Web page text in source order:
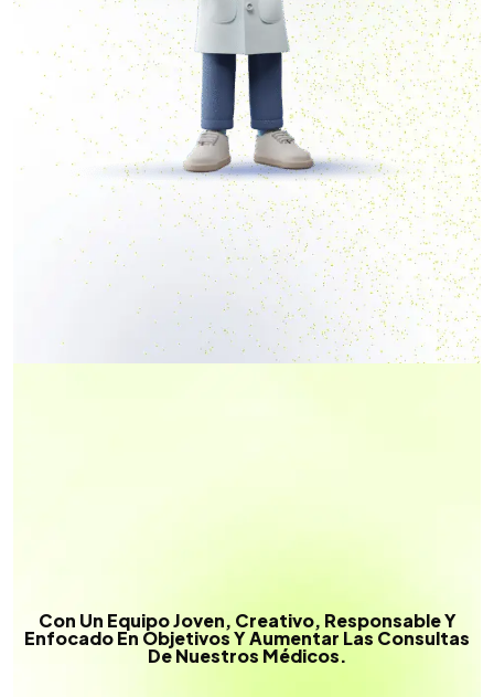
Con Un Equipo Joven, Creativo, Responsable Y
Enfocado En Objetivos Y Aumentar Las Consultas
De Nuestros Médicos.